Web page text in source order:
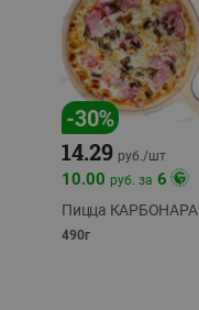
-30%
14.29 руб./шт
10.00 руб. за 6
Пицца КАРБОНАРА
490г